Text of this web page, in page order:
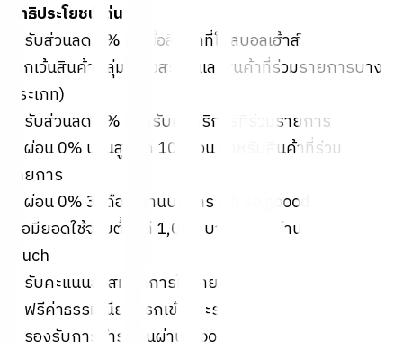
สิทธิประโยชน์เด่น
✅ รับส่วนลด 3% เมื่อซื้อสินค้าที่โกลบอลเฮ้าส์
(ยกเว้นสินค้ากลุ่มโครงสร้าง และสินค้าที่ร่วมรายการบาง
ประเภท)
✅ รับส่วนลด 5% สำหรับค่าบริการที่ร่วมรายการ
✅ ผ่อน 0% นานสูงสุด 10 เดือน สำหรับสินค้าที่ร่วม
รายการ
✅ ผ่อน 0% 3 เดือน ผ่านบริการ ttb so goood
เมื่อมียอดใช้จ่ายตั้งแต่ 1,000 บาทขึ้นไป ผ่านแอป ttb
touch
✅ รับคะแนนสะสมทุกการใช้จ่าย
✅ ฟรีค่าธรรมเนียมแรกเข้าและรายปี
✅ รองรับการชำระเงินผ่าน Google Pay